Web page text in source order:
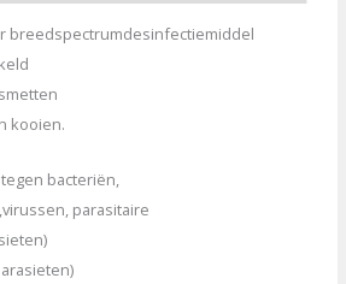
breedspectrumdesinfectiemiddel
kooien.
bacteriën,
parasitaire